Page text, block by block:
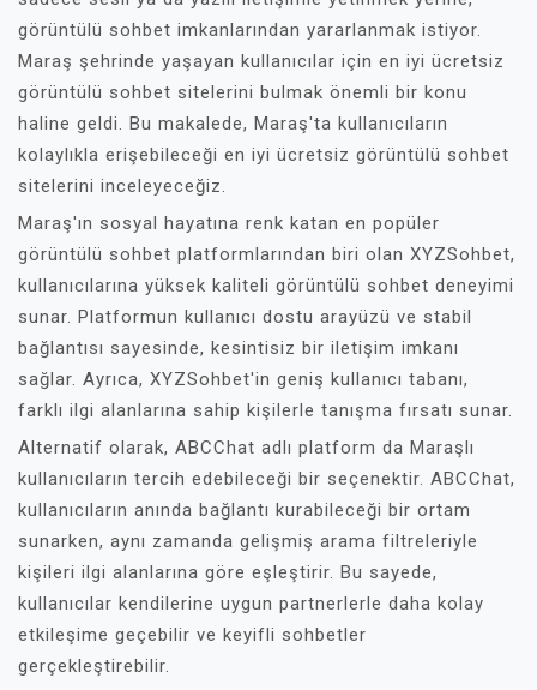
görüntülü sohbet imkanlarından yararlanmak istiyor.
Maraş şehrinde yaşayan kullanıcılar için en iyi ücretsiz
görüntülü sohbet sitelerini bulmak önemli bir konu
haline geldi. Bu makalede, Maraş'ta kullanıcıların
kolaylıkla erişebileceği en iyi ücretsiz görüntülü sohbet
sitelerini inceleyeceğiz.
Maraş'ın sosyal hayatına renk katan en popüler
görüntülü sohbet platformlarından biri olan XYZSohbet,
kullanıcılarına yüksek kaliteli görüntülü sohbet deneyimi
sunar. Platformun kullanıcı dostu arayüzü ve stabil
bağlantısı sayesinde, kesintisiz bir iletişim imkanı
sağlar. Ayrıca, XYZSohbet'in geniş kullanıcı tabanı,
farklı ilgi alanlarına sahip kişilerle tanışma fırsatı sunar.
Alternatif olarak, ABCChat adlı platform da Maraşlı
kullanıcıların tercih edebileceği bir seçenektir. ABCChat,
kullanıcıların anında bağlantı kurabileceği bir ortam
sunarken, aynı zamanda gelişmiş arama filtreleriyle
kişileri ilgi alanlarına göre eşleştirir. Bu sayede,
kullanıcılar kendilerine uygun partnerlerle daha kolay
etkileşime geçebilir ve keyifli sohbetler
gerçekleştirebilir.